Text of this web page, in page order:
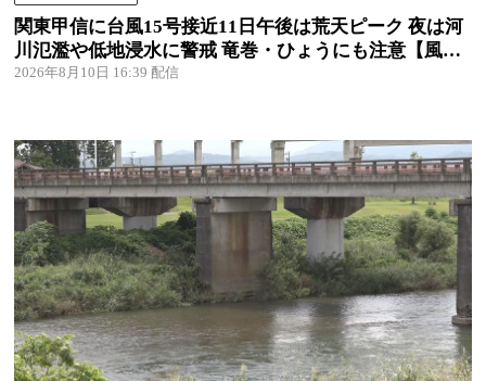
関東甲信に台風15号接近11日午後は荒天ピーク 夜は河
川氾濫や低地浸水に警戒 竜巻・ひょうにも注意【風と
雨のシミュレーション】
2026年8月10日 16:39